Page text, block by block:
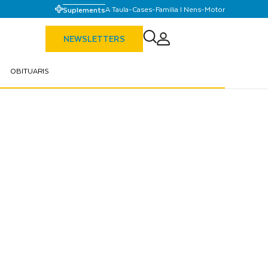
SuplementsA Taula-Cases-Familia I Nens-Motor
NEWSLETTERS
OBITUARIS